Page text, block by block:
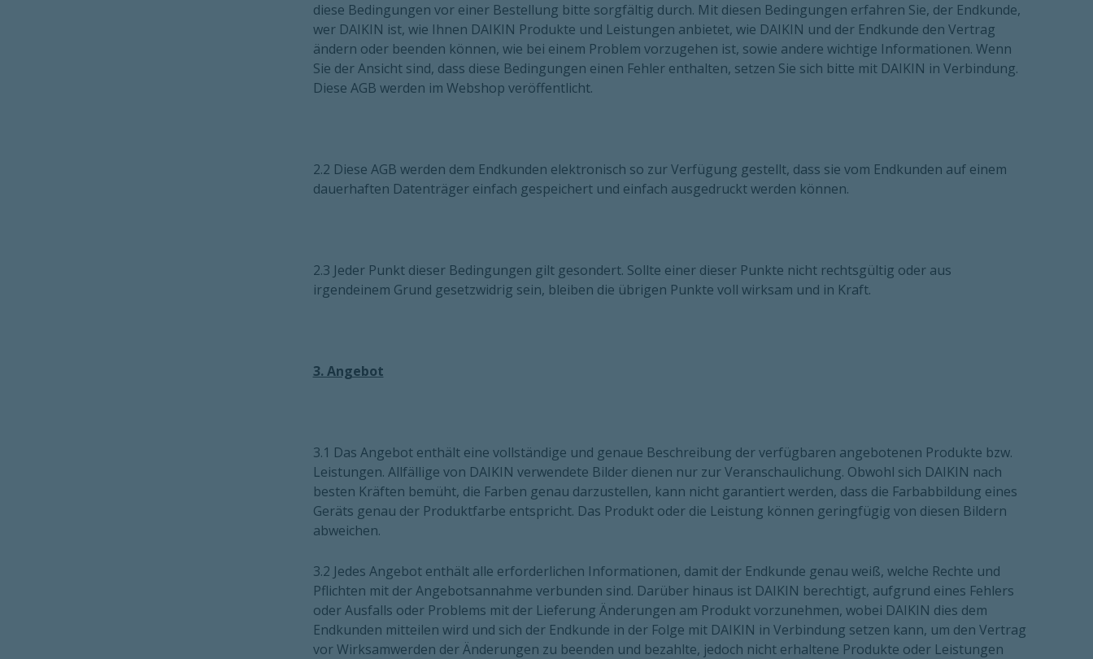
diese Bedingungen vor einer Bestellung bitte sorgfältig durch. Mit diesen Bedingungen erfahren Sie, der Endkunde,
wer DAIKIN ist, wie Ihnen DAIKIN Produkte und Leistungen anbietet, wie DAIKIN und der Endkunde den Vertrag
ändern oder beenden können, wie bei einem Problem vorzugehen ist, sowie andere wichtige Informationen. Wenn
Sie der Ansicht sind, dass diese Bedingungen einen Fehler enthalten, setzen Sie sich bitte mit DAIKIN in Verbindung.
Diese AGB werden im Webshop veröffentlicht.
2.2 Diese AGB werden dem Endkunden elektronisch so zur Verfügung gestellt, dass sie vom Endkunden auf einem
dauerhaften Datenträger einfach gespeichert und einfach ausgedruckt werden können.
2.3 Jeder Punkt dieser Bedingungen gilt gesondert. Sollte einer dieser Punkte nicht rechtsgültig oder aus
irgendeinem Grund gesetzwidrig sein, bleiben die übrigen Punkte voll wirksam und in Kraft.
3. Angebot
3.1 Das Angebot enthält eine vollständige und genaue Beschreibung der verfügbaren angebotenen Produkte bzw.
Leistungen. Allfällige von DAIKIN verwendete Bilder dienen nur zur Veranschaulichung. Obwohl sich DAIKIN nach
besten Kräften bemüht, die Farben genau darzustellen, kann nicht garantiert werden, dass die Farbabbildung eines
Geräts genau der Produktfarbe entspricht. Das Produkt oder die Leistung können geringfügig von diesen Bildern
abweichen.
3.2 Jedes Angebot enthält alle erforderlichen Informationen, damit der Endkunde genau weiß, welche Rechte und
Pflichten mit der Angebotsannahme verbunden sind. Darüber hinaus ist DAIKIN berechtigt, aufgrund eines Fehlers
oder Ausfalls oder Problems mit der Lieferung Änderungen am Produkt vorzunehmen, wobei DAIKIN dies dem
Endkunden mitteilen wird und sich der Endkunde in der Folge mit DAIKIN in Verbindung setzen kann, um den Vertrag
vor Wirksamwerden der Änderungen zu beenden und bezahlte, jedoch nicht erhaltene Produkte oder Leistungen